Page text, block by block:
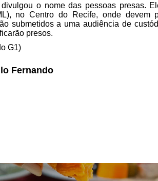
o nome das pessoas presas.
no Centro do Recife, onde devem
submetidos a uma audiência de
presos.
G1)
Fernando